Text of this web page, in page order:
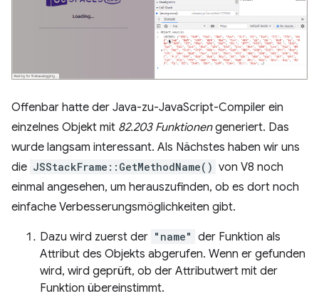
Offenbar hatte der Java-zu-JavaScript-Compiler ein
einzelnes Objekt mit 82.203 Funktionengeneriert. Das
wurde langsam interessant. Als Nächstes haben wir uns
die JSStackFrame::GetMethodName() von V8 noch
einmal angesehen, um herauszufinden, ob es dort noch
einfache Verbesserungsmöglichkeiten gibt.
Dazu wird zuerst der "name" der Funktion als
Attribut des Objekts abgerufen. Wenn er gefunden
wird, wird geprüft, ob der Attributwert mit der
Funktion übereinstimmt.